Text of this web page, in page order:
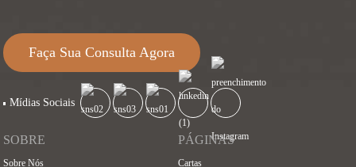
Faça Sua Consulta Agora
Mídias Sociais
SOBRE
Sobre Nós
PÁGINAS
Cartas